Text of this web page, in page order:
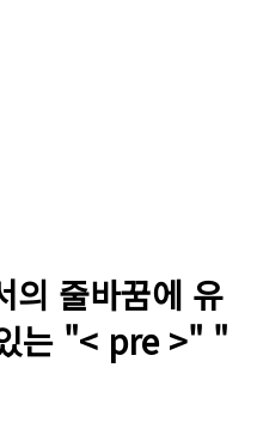
의 줄바꿈에 유
는 "< pre >" "